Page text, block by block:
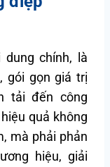
chính, là
gói gọn giá trị
tải đến công
quả không
mà phải phản
hiệu, giải